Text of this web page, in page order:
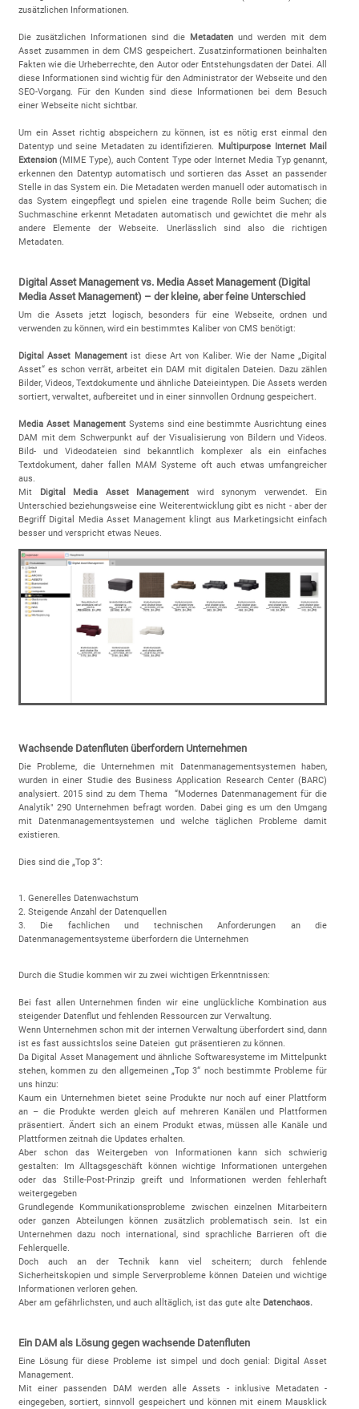
zusätzlichen Informationen.
Die zusätzlichen Informationen sind die Metadaten und werden mit dem
Asset zusammen in dem CMS gespeichert. Zusatzinformationen beinhalten
Fakten wie die Urheberrechte, den Autor oder Entstehungsdaten der Datei. All
diese Informationen sind wichtig für den Administrator der Webseite und den
SEO-Vorgang. Für den Kunden sind diese Informationen bei dem Besuch
einer Webseite nicht sichtbar.
Um ein Asset richtig abspeichern zu können, ist es nötig erst einmal den
Datentyp und seine Metadaten zu identifizieren. Multipurpose Internet Mail
Extension(MIME Type), auch Content Type oder Internet Media Typ genannt,
erkennen den Datentyp automatisch und sortieren das Asset an passender
Stelle in das System ein. Die Metadaten werden manuell oder automatisch in
das System eingepflegt und spielen eine tragende Rolle beim Suchen; die
Suchmaschine erkennt Metadaten automatisch und gewichtet die mehr als
andere Elemente der Webseite. Unerlässlich sind also die richtigen
Metadaten.
Digital Asset Management vs. Media Asset Management (Digital
Media Asset Management) – der kleine, aber feine Unterschied
Um die Assets jetzt logisch, besonders für eine Webseite, ordnen und
verwenden zu können, wird ein bestimmtes Kaliber von CMS benötigt:
Digital Asset Managementist diese Art von Kaliber. Wie der Name „Digital
Asset“ es schon verrät, arbeitet ein DAM mit digitalen Dateien. Dazu zählen
Bilder, Videos, Textdokumente und ähnliche Dateieintypen. Die Assets werden
sortiert, verwaltet, aufbereitet und in einer sinnvollen Ordnung gespeichert.
Media Asset ManagementSystems sind eine bestimmte Ausrichtung eines
DAM mit dem Schwerpunkt auf der Visualisierung von Bildern und Videos.
Bild- und Videodateien sind bekanntlich komplexer als ein einfaches
Textdokument, daher fallen MAM Systeme oft auch etwas umfangreicher
aus.
Mit
Digital Media Asset Management wird synonym verwendet. Ein
Unterschied beziehungsweise eine Weiterentwicklung gibt es nicht - aber der
Begriff Digital Media Asset Management klingt aus Marketingsicht einfach
besser und verspricht etwas Neues.
Wachsende Datenfluten überfordern Unternehmen
Die Probleme, die Unternehmen mit Datenmanagementsystemen haben,
wurden in einer Studie des Business Application Research Center (BARC)
analysiert. 2015 sind zu dem Thema “Modernes Datenmanagement für die
Analytik" 290 Unternehmen befragt worden. Dabei ging es um den Umgang
mit Datenmanagementsystemen und welche täglichen Probleme damit
existieren.
Dies sind die „Top 3“:
1. Generelles Datenwachstum
2. Steigende Anzahl der Datenquellen
3. Die fachlichen und technischen Anforderungen an die
Datenmanagementsysteme überfordern die Unternehmen
Durch die Studie kommen wir zu zwei wichtigen Erkenntnissen:
Bei fast allen Unternehmen finden wir eine unglückliche Kombination aus
steigender Datenflut und fehlenden Ressourcen zur Verwaltung.
Wenn Unternehmen schon mit der internen Verwaltung überfordert sind, dann
ist es fast aussichtslos seine Dateien gut präsentieren zu können.
Da Digital Asset Management und ähnliche Softwaresysteme im Mittelpunkt
stehen, kommen zu den allgemeinen „Top 3“ noch bestimmte Probleme für
uns hinzu:
Kaum ein Unternehmen bietet seine Produkte nur noch auf einer Plattform
an – die Produkte werden gleich auf mehreren Kanälen und Plattformen
präsentiert. Ändert sich an einem Produkt etwas, müssen alle Kanäle und
Plattformen zeitnah die Updates erhalten.
Aber schon das Weitergeben von Informationen kann sich schwierig
gestalten: Im Alltagsgeschäft können wichtige Informationen untergehen
oder das Stille-Post-Prinzip greift und Informationen werden fehlerhaft
weitergegeben
Grundlegende Kommunikationsprobleme zwischen einzelnen Mitarbeitern
oder ganzen Abteilungen können zusätzlich problematisch sein. Ist ein
Unternehmen dazu noch international, sind sprachliche Barrieren oft die
Fehlerquelle.
Doch auch an der Technik kann viel scheitern; durch fehlende
Sicherheitskopien und simple Serverprobleme können Dateien und wichtige
Informationen verloren gehen.
Aber am gefährlichsten, und auch alltäglich, ist das gute alte Datenchaos.
Ein DAM als Lösung gegen wachsende Datenfluten
Eine Lösung für diese Probleme ist simpel und doch genial: Digital Asset
Management.
Mit einer passenden DAM werden alle Assets - inklusive Metadaten -
eingegeben, sortiert, sinnvoll gespeichert und können mit einem Mausklick